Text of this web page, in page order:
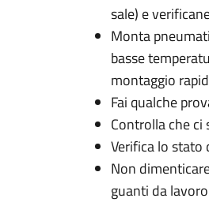
sale) e
Monta
basse
montaggio
Fai qualche
Controlla che ci
Verifica lo stato
Non
guanti da